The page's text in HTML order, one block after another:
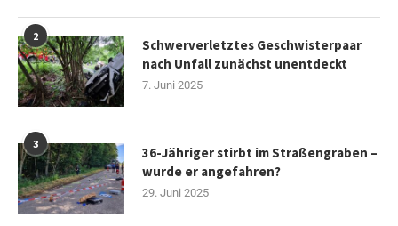
2
Schwerverletztes Geschwisterpaar
nach Unfall zunächst unentdeckt
7. Juni 2025
3
36-Jähriger stirbt im Straßengraben –
wurde er angefahren?
29. Juni 2025